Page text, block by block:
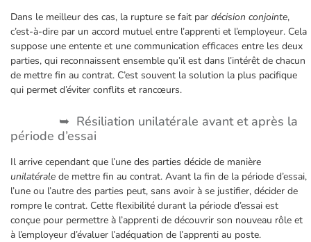
Dans le meilleur des cas, la rupture se fait par décision conjointe,
c’est-à-dire par un accord mutuel entre l’apprenti et l’employeur. Cela
suppose une entente et une communication efficaces entre les deux
parties, qui reconnaissent ensemble qu’il est dans l’intérêt de chacun
de mettre fin au contrat. C’est souvent la solution la plus pacifique
qui permet d’éviter conflits et rancœurs.
Résiliation unilatérale avant et après la
période d’essai
Il arrive cependant que l’une des parties décide de manière
unilatérale de mettre fin au contrat. Avant la fin de la période d’essai,
l’une ou l’autre des parties peut, sans avoir à se justifier, décider de
rompre le contrat. Cette flexibilité durant la période d’essai est
conçue pour permettre à l’apprenti de découvrir son nouveau rôle et
à l’employeur d’évaluer l’adéquation de l’apprenti au poste.